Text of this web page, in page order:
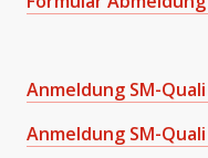
Anmeldung SM-Quali
Anmeldung SM-Quali